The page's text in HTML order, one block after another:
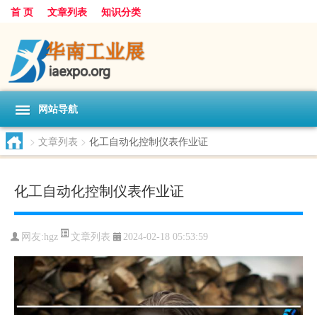
首 页 文章列表 知识分类
网站导航
> 文章列表 > 化工自动化控制仪表作业证
化工自动化控制仪表作业证
网友:hgz 文章列表 2024-02-18 05:53:59